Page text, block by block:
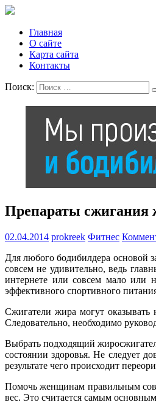
Главная
О сайте
Карта сайта
Контакты
Поиск:
Препараты сжигания
02.04.2014 prokreek Фитнес
Для любого бодибилдера основой
совсем не удивительно, ведь
интернете или совсем мало или
эффективного спортивного
Сжигатели жира могут
Следовательно, необходимо
Выбрать подходящий
состоянии здоровья. Не следует
результате чего происходит
Помочь женщинам правильным
вес. Это считается самым